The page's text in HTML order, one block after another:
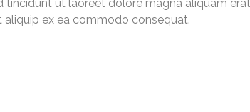
ut laoreet dolore magna aliquam
aliquip ex ea commodo consequat.